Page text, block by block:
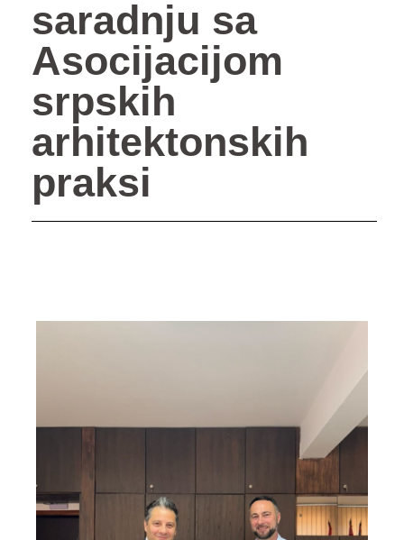
saradnju sa
Asocijacijom
srpskih
arhitektonskih
praksi